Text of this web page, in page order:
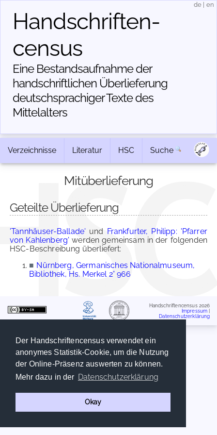
Der Handschriftencensus verwendet ein
anonymes Statistik-Cookie, um die Nutzung
der Online-Präsenz auswerten zu können.
Mehr dazu in der Datenschutzerklärung
Okay
Handschriften­
census
Eine Bestandsaufnahme der
handschriftlichen Über­lieferung
deutschsprachiger Texte des
Mittelalters
de en
Verzeichnisse Literatur HSC Suche
Mitüberlieferung
Geteilte Überlieferung
'Tannhäuser-Ballade' und Frankfurter, Philipp: 'Pfarrer
von Kahlenberg' werden gemeinsam in der folgenden
HSC-Beschreibung überliefert:
■ Nürnberg, Germanisches Nationalmuseum,
Bibliothek, Hs. Merkel 2° 966
Handschriftencensus 2026
Impressum
Datenschutzerklärung